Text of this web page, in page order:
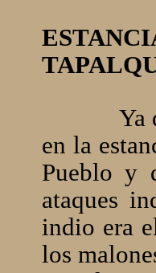
Ya
en la
Pueblo y
ataques
indio era
los